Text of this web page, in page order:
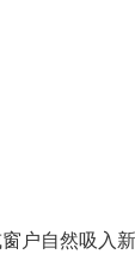
户自然吸入